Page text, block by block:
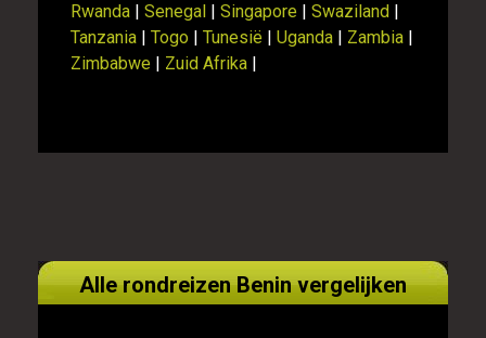
Rwanda | Senegal | Singapore | Swaziland |
Tanzania | Togo | Tunesië | Uganda | Zambia |
Zimbabwe | Zuid Afrika |
Alle rondreizen Benin vergelijken